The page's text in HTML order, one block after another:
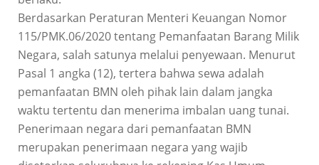
Berdasarkan Peraturan Menteri Keuangan Nomor
115/PMK.06/2020 tentang Pemanfaatan Barang Milik
Negara, salah satunya melalui penyewaan. Menurut
Pasal 1 angka (12), tertera bahwa sewa adalah
pemanfaatan BMN oleh pihak lain dalam jangka
waktu tertentu dan menerima imbalan uang tunai.
Penerimaan negara dari pemanfaatan BMN
merupakan penerimaan negara yang wajib